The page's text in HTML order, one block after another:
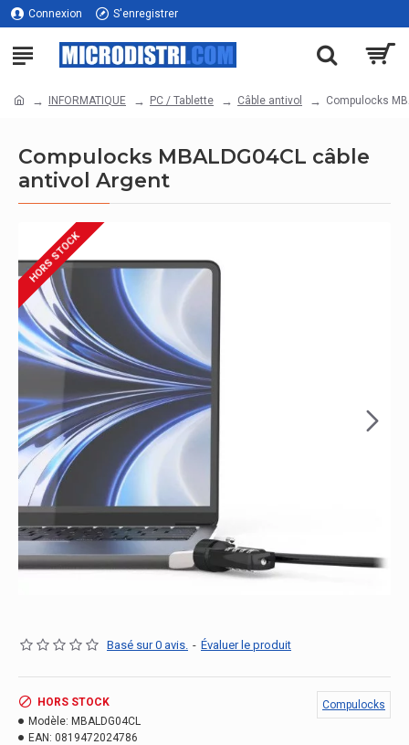
Connexion S'enregistrer
INFORMATIQUE PC / Tablette Câble antivol Compulocks
Compulocks MBALDG04CL câble
antivol Argent
HORS STOCK
Basé sur 0 avis. - Évaluer le produit
HORS STOCK
Modèle: MBALDG04CL
EAN: 0819472024786
Compulocks